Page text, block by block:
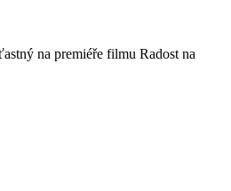
na premiéře filmu Radost na